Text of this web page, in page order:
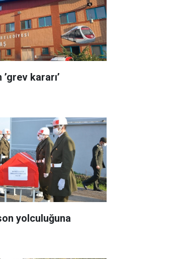
kararı’
yolculuğuna